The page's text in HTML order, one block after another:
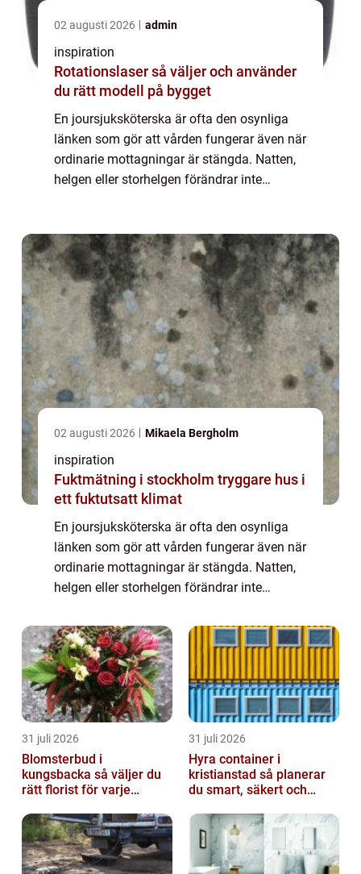
02 augusti 2026 admin
inspiration
Rotationslaser så väljer och använder
du rätt modell på bygget
En joursjuksköterska är ofta den osynliga
länken som gör att vården fungerar även när
ordinarie mottagningar är stängda. Natten,
helgen eller storhelgen förändrar inte
förän...
02 augusti 2026 Mikaela Bergholm
inspiration
Fuktmätning i stockholm tryggare hus i
ett fuktutsatt klimat
En joursjuksköterska är ofta den osynliga
länken som gör att vården fungerar även när
ordinarie mottagningar är stängda. Natten,
helgen eller storhelgen förändrar inte
symtom, oro hos anhöriga och snabba
förän...
31 juli 2026
Blomsterbud i
kungsbacka så väljer du
rätt florist för varje
31 juli 2026
Hyra container i
kristianstad så planerar
du smart, säkert och